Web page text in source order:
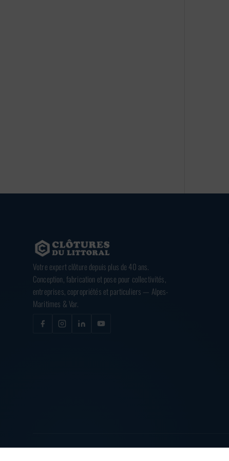
Votre expert clôture depuis plus de 40 ans.
Conception, fabrication et pose pour collectivités,
entreprises, copropriétés et particuliers — Alpes-
Maritimes & Var.